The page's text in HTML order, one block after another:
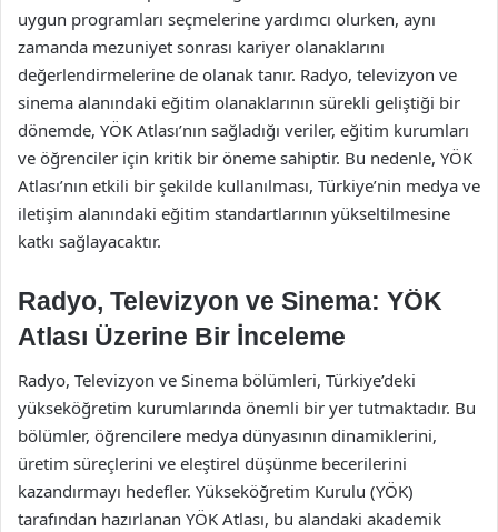
uygun programları seçmelerine yardımcı olurken, aynı
zamanda mezuniyet sonrası kariyer olanaklarını
değerlendirmelerine de olanak tanır. Radyo, televizyon ve
sinema alanındaki eğitim olanaklarının sürekli geliştiği bir
dönemde, YÖK Atlası’nın sağladığı veriler, eğitim kurumları
ve öğrenciler için kritik bir öneme sahiptir. Bu nedenle, YÖK
Atlası’nın etkili bir şekilde kullanılması, Türkiye’nin medya ve
iletişim alanındaki eğitim standartlarının yükseltilmesine
katkı sağlayacaktır.
Radyo, Televizyon ve Sinema: YÖK
Atlası Üzerine Bir İnceleme
Radyo, Televizyon ve Sinema bölümleri, Türkiye’deki
yükseköğretim kurumlarında önemli bir yer tutmaktadır. Bu
bölümler, öğrencilere medya dünyasının dinamiklerini,
üretim süreçlerini ve eleştirel düşünme becerilerini
kazandırmayı hedefler. Yükseköğretim Kurulu (YÖK)
tarafından hazırlanan YÖK Atlası, bu alandaki akademik